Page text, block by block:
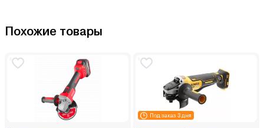
Похожие товары
Под заказ 3 дня